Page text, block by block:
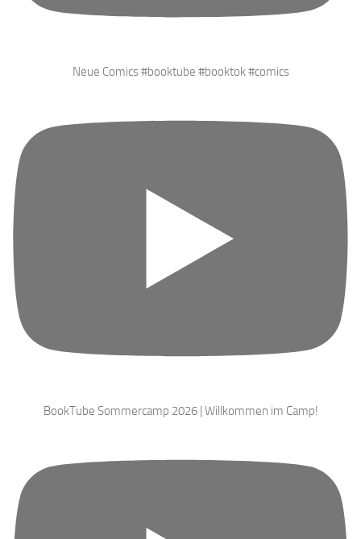
Neue Comics #booktube #booktok #comics
BookTube Sommercamp 2026 | Willkommen im Camp!